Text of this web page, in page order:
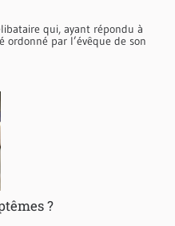
qui, ayant répondu à
ordonné par l’évêque de son
?